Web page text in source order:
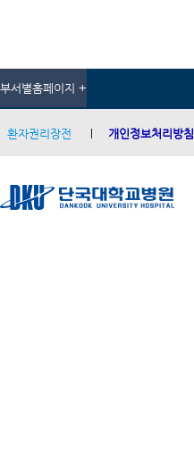
부서별홈페이지 +
환자권리장전 개인정보처리방침